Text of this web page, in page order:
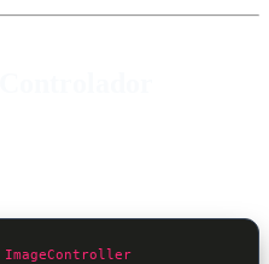
ImageController